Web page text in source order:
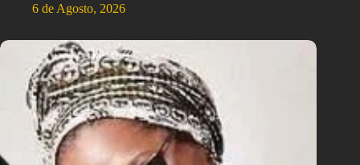
6 de Agosto, 2026